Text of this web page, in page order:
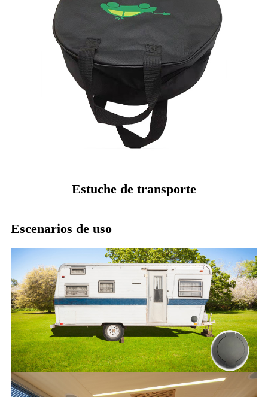
Estuche de transporte
Escenarios de uso